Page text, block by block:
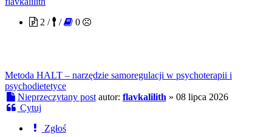
2 /
/ 0
Metoda HALT – narzędzie samoregulacji w psychoterapii i
psychodietetyce
Nieprzeczytany post autor: flavkalilith » 08 lipca 2026
Cytuj
Zgłoś